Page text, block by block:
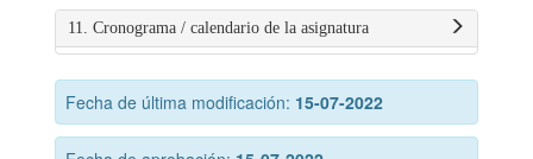
11. Cronograma / calendario de la asignatura
Fecha de última modificación: 15-07-2022